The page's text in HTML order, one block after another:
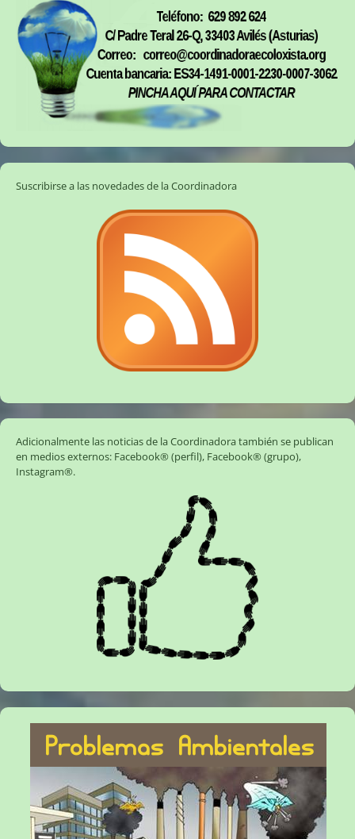
Suscribirse a las novedades de la Coordinadora
Adicionalmente las noticias de la Coordinadora también se publican
en medios externos: Facebook® (perfil), Facebook® (grupo),
Instagram®.